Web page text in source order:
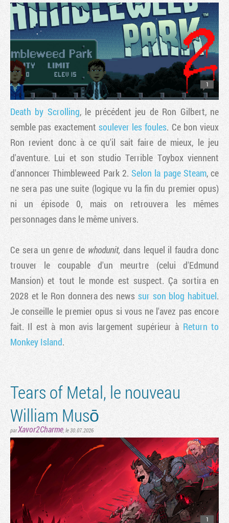
1
Death by Scrolling, le précédent jeu de Ron Gilbert, ne
semble pas exactement soulever les foules. Ce bon vieux
Ron revient donc à ce qu'il sait faire de mieux, le jeu
d'aventure. Lui et son studio Terrible Toybox viennent
d'annoncer Thimbleweed Park 2. Selon la page Steam, ce
ne sera pas une suite (logique vu la fin du premier opus)
ni un épisode 0, mais on retrouvera les mêmes
personnages dans le même univers.
Ce sera un genre de whodunit, dans lequel il faudra donc
trouver le coupable d'un meurtre (celui d'Edmund
Mansion) et tout le monde est suspect. Ça sortira en
2028 et le Ron donnera des news sur son blog habituel.
Je conseille le premier opus si vous ne l'avez pas encore
fait. Il est à mon avis largement supérieur à Return to
Monkey Island.
Tears of Metal, le nouveau
William Musō
parXavor2Charme, le 30.07.2026
1